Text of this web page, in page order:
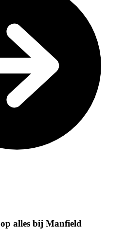
op alles bij Manfield